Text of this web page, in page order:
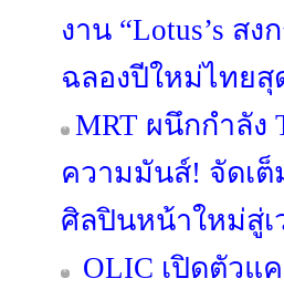
งาน “Lotus’s ส
ฉลองปีใหม่ไทย
MRT ผนึกกำลัง
ความมันส์! จัดเต็
ศิลปินหน้าใหม่สู่เ
OLIC เปิดตัวแ